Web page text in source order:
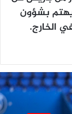
يهتم بشؤون
الخارج.